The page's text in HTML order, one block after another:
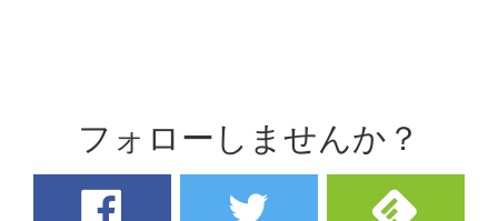
フォローしませんか？